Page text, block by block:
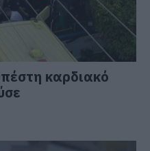
καρδιακό